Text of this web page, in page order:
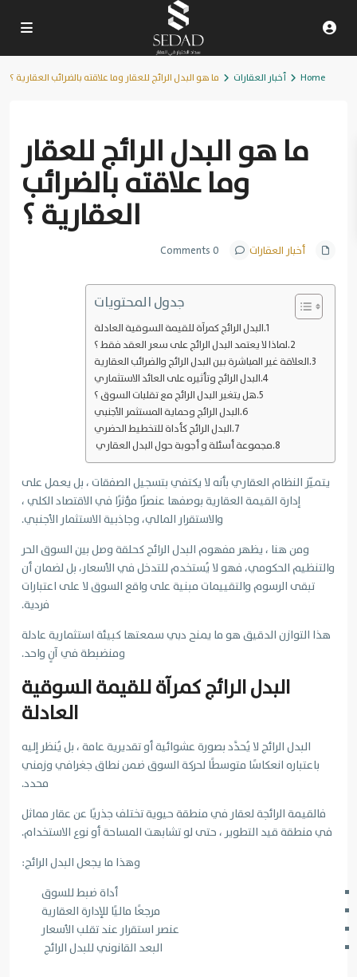
Home أخبار العقارات ما هو البدل الرائج للعقار وما علاقته بالضرائب العقارية ؟
ما هو البدل الرائج للعقار
وما علاقته بالضرائب
العقارية ؟
أخبار العقارات
جدول المحتويات
البدل الرائج كمرآة للقيمة السوقية العادلة
لماذا لا يعتمد البدل الرائج على سعر العقد فقط ؟
العلاقة غير المباشرة بين البدل الرائج والضرائب العقارية
البدل الرائج وتأثيره على العائد الاستثماري
هل يتغير البدل الرائج مع تقلبات السوق ؟
البدل الرائج وحماية المستثمر الأجنبي
البدل الرائج كأداة للتخطيط الحضري
مجموعة أسئلة و أجوبة حول البدل العقاري
يتميّز النظام العقاري بأنه لا يكتفي بتسجيل الصفقات ، بل يعمل على
إدارة القيمة العقارية بوصفها عنصرًا مؤثرًا في الاقتصاد الكلي ،
والاستقرار المالي، وجاذبية الاستثمار الأجنبي.
ومن هنا ، يظهر مفهوم البدل الرائج كحلقة وصل بين السوق الحر
والتنظيم الحكومي، فهو لا يُستخدم للتدخل في الأسعار، بل لضمان أن
تبقى الرسوم والتقييمات مبنية على واقع السوق لا على اعتبارات
فردية.
هذا التوازن الدقيق هو ما يمنح دبي سمعتها كبيئة استثمارية عادلة
ومنضبطة في آنٍ واحد.
البدل الرائج كمرآة للقيمة السوقية
العادلة
البدل الرائج لا يُحدَّد بصورة عشوائية أو تقديرية عامة ، بل يُنظر إليه
باعتباره انعكاسًا متوسطًا لحركة السوق ضمن نطاق جغرافي وزمني
محدد.
فالقيمة الرائجة لعقار في منطقة حيوية تختلف جذريًا عن عقار مماثل
في منطقة قيد التطوير ، حتى لو تشابهت المساحة أو نوع الاستخدام.
وهذا ما يجعل البدل الرائج:
أداة ضبط للسوق
مرجعًا ماليًا للإدارة العقارية
عنصر استقرار عند تقلب الأسعار
البعد القانوني للبدل الرائج